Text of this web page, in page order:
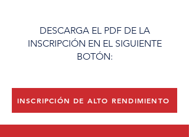
​DESCARGA EL PDF DE LA
INSCRIPCIÓN EN EL SIGUIENTE
BOTÓN:
INSCRIPCIÓN DE ALTO RENDIMIENTO